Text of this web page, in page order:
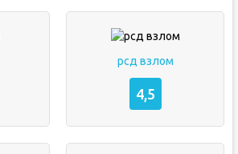
рсд взлом
4,5